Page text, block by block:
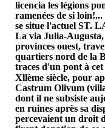
licencia les légions
ramenées de si
se situe l'actuel ST.
La via Julia-
provinces ouest,
quartiers nord de la
tra­ces d'un pont à cet
Xllème siècle, pour
Castrum Olivum
dont il ne subsiste
en ruines après sa
percevaient un droit